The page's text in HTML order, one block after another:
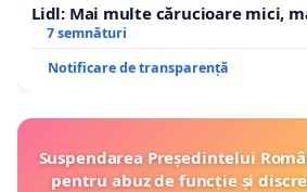
Lidl: Mai multe cărucioare mici,
7 semnături
Notificare de transparență
Suspendarea Președintelui
pentru abuz de funcție și